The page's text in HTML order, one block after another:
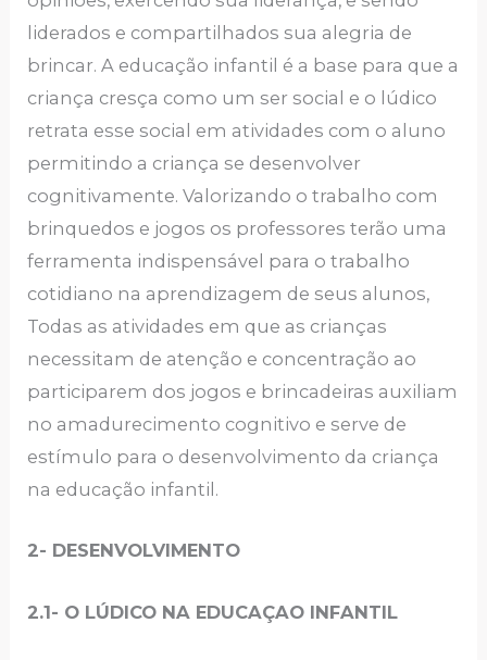
liderados e compartilhados sua alegria de
brincar. A educação infantil é a base para que a
criança cresça como um ser social e o lúdico
retrata esse social em atividades com o aluno
permitindo a criança se desenvolver
cognitivamente. Valorizando o trabalho com
brinquedos e jogos os professores terão uma
ferramenta indispensável para o trabalho
cotidiano na aprendizagem de seus alunos,
Todas as atividades em que as crianças
necessitam de atenção e concentração ao
participarem dos jogos e brincadeiras auxiliam
no amadurecimento cognitivo e serve de
estímulo para o desenvolvimento da criança
na educação infantil.
2- DESENVOLVIMENTO
2.1- O LÚDICO NA EDUCAÇAO INFANTIL